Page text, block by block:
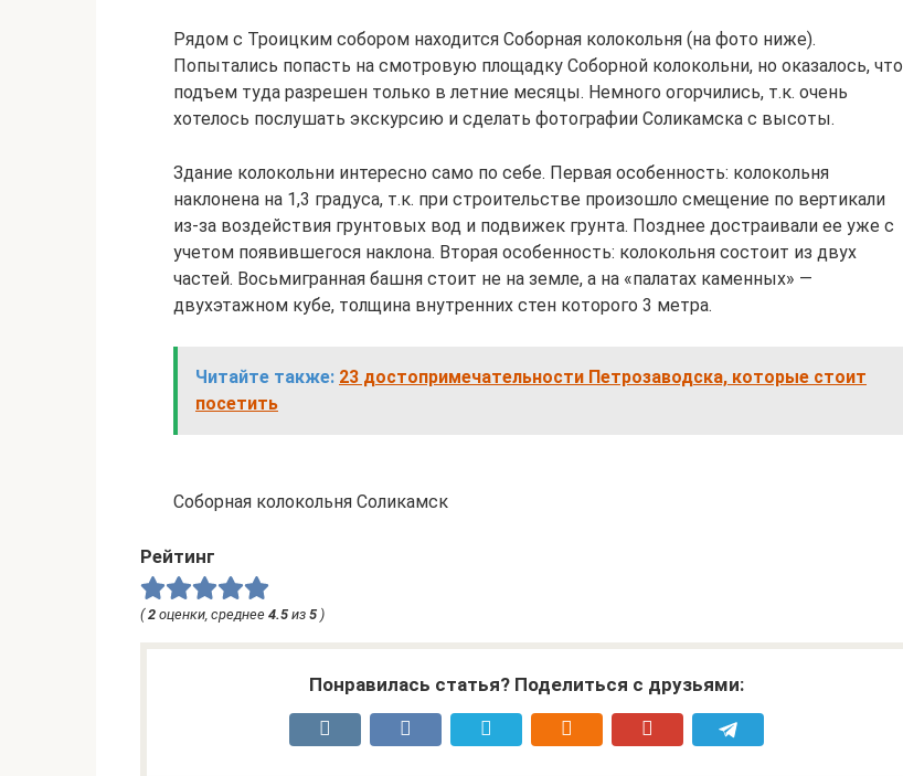
Рядом с Троицким собором находится Соборная колокольня (на фото ниже).
Попытались попасть на смотровую площадку Соборной колокольни, но оказалось, что
подъем туда разрешен только в летние месяцы. Немного огорчились, т.к. очень
хотелось послушать экскурсию и сделать фотографии Соликамска с высоты.
Здание колокольни интересно само по себе. Первая особенность: колокольня
наклонена на 1,3 градуса, т.к. при строительстве произошло смещение по вертикали
из-за воздействия грунтовых вод и подвижек грунта. Позднее достраивали ее уже с
учетом появившегося наклона. Вторая особенность: колокольня состоит из двух
частей. Восьмигранная башня стоит не на земле, а на «палатах каменных» —
двухэтажном кубе, толщина внутренних стен которого 3 метра.
Читайте также: 23 достопримечательности Петрозаводска, которые стоит
посетить
Соборная колокольня Соликамск
Рейтинг
(2 оценки, среднее 4.5 из 5 )
Понравилась статья? Поделиться с друзьями: